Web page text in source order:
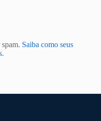
Saiba como seus
.